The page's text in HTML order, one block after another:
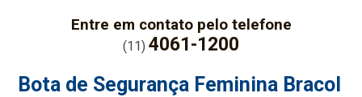
Entre em contato pelo telefone
(11) 4061-1200
Bota de Segurança Feminina Bracol